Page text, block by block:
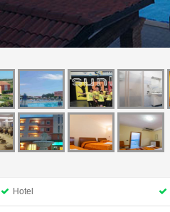
Hotel